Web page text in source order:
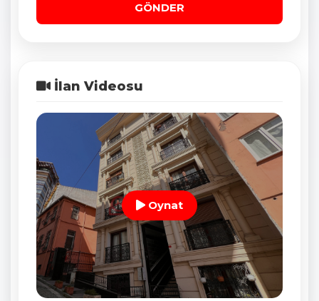
GÖNDER
İlan Videosu
Oynat